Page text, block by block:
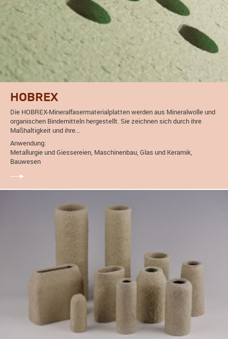
HOBREX
Die HOBREX-Mineralfasermaterialplatten werden aus Mineralwolle und
organischen Bindemitteln hergestellt. Sie zeichnen sich durch ihre
Maßhaltigkeit und ihre...
Anwendung:
Metallurgie und Giessereien, Maschinenbau, Glas und Keramik,
Bauwesen